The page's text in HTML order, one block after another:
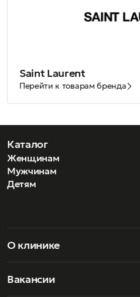
Saint Laurent
Перейти к товарам бренда
Каталог
Женщинам
Мужчинам
Детям
О клинике
Вакансии